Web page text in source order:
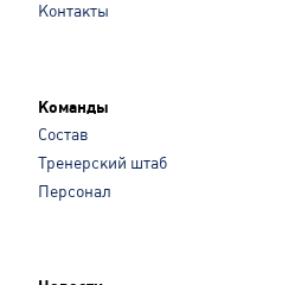
Контакты
Команды
Состав
Тренерский штаб
Персонал